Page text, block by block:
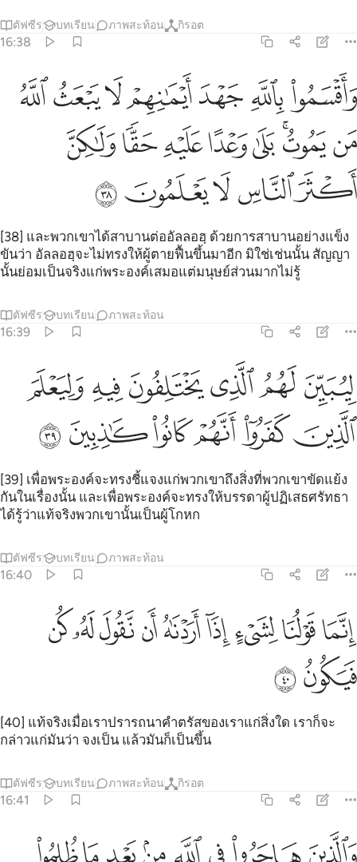
ตัฟซีร บทเรียน ภาพสะท้อน กิรอต
16:38
واقسموا بالله جهد ايمانهم لا يبعث الله من يموت بلى وعدا عليه حقا
وَأَقْسَمُوا۟ بِٱللَّهِ جَهْدَ أَيْمَـٰنِهِمْ ۙ لَا يَبْعَثُ ٱللَّهُ مَن يَمُوتُ ۚ بَلَىٰ وَعْدًا
ﲓﲔﲕﲖﲗﲘﲙ
ﲚﲛﲜﲝﲞﲟﲠﲡ
ﲢﲣﲤﲥﲦ
[38] และพวกเขาได้สาบานต่ออัลลอฮฺ ด้วยการสาบานอย่างแข็ง
ขันว่า อัลลอฮฺจะไม่ทรงให้ผู้ตายฟื้นขึ้นมาอีก มิใช่เช่นนั้น สัญญา
นั้นย่อมเป็นจริงแก่พระองค์เสมอแต่มนุษย์ส่วนมากไม่รู้
ตัฟซีร บทเรียน ภาพสะท้อน
16:39
ليبين لهم الذي يختلفون فيه وليعلم الذين كفروا انهم كانوا كاذبين ٣٩
لِيُبَيِّنَ لَهُمُ ٱلَّذِى يَخْتَلِفُونَ فِيهِ وَلِيَعْلَمَ ٱلَّذِينَ كَفَرُوٓا۟ أَنَّهُمْ كَانُوا۟ كَـٰذِبِينَ
ﲧ ﲨﲩﲪﲫﲬ
ﲭﲮﲯﲰﲱﲲ
[39] เพื่อพระองค์จะทรงชี้แจงแก่พวกเขาถึงสิ่งที่พวกเขาขัดแย้ง
กันในเรื่องนั้น และเพื่อพระองค์จะทรงให้บรรดาผู้ปฏิเสธศรัทธา
ได้รู้ว่าแท้จริงพวกเขานั้นเป็นผู้โกหก
ตัฟซีร บทเรียน ภาพสะท้อน
16:40
انما قولنا لشيء اذا اردناه ان نقول له كن فيكون ٤٠
إِنَّمَا قَوْلُنَا لِشَىْءٍ إِذَآ أَرَدْنَـٰهُ أَن نَّقُولَ لَهُۥ كُن فَيَكُونُ ٤٠
ﲳﲴﲵﲶﲷﲸﲹﲺﲻ
ﲼﲽ
[40] แท้จริงเมื่อเราปรารถนาคำตรัสของเราแก่สิ่งใด เราก็จะ
กล่าวแก่มันว่า จงเป็น แล้วมันก็เป็นขึ้น
ตัฟซีร บทเรียน ภาพสะท้อน กิรอต
16:41
والذين هاجروا في الله من بعد ما ظلموا لنبوينهم في الدنيا حسنة ولاجر
وَٱلَّذِينَ هَاجَرُوا۟ فِى ٱللَّهِ مِنۢ بَعْدِ مَا ظُلِمُوا۟ لَنُبَوِّئَنَّهُمْ فِى ٱلدُّنْيَا